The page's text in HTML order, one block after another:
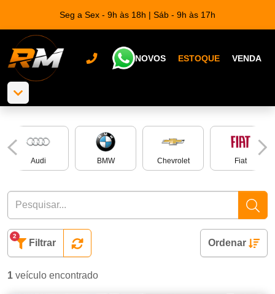
Seg a Sex - 9h às 18h | Sáb - 9h às 17h
NOVOS ESTOQUE VENDA
Audi BMW Chevrolet Fiat
Filtrar
2
Ordenar
1 veículo encontrado